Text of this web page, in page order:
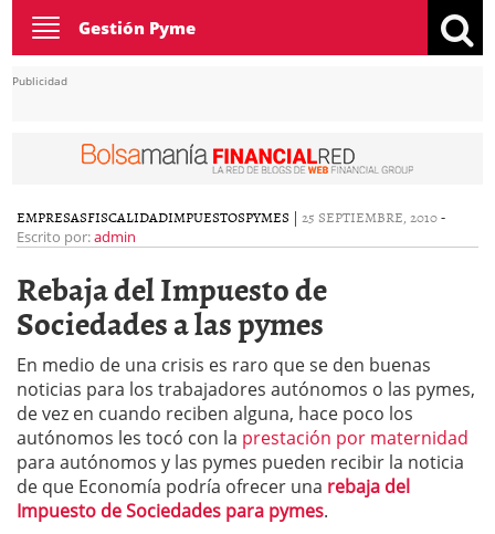
Toggle
navigation
Gestión Pyme
Publicidad
EMPRESASFISCALIDADIMPUESTOSPYMES | 25 SEPTIEMBRE, 2010-
Escrito por:admin
Rebaja del Impuesto de
Sociedades a las pymes
En medio de una crisis es raro que se den buenas
noticias para los trabajadores autónomos o las pymes,
de vez en cuando reciben alguna, hace poco los
autónomos les tocó con la prestación por maternidad
para autónomos y las pymes pueden recibir la noticia
de que Economía podría ofrecer una rebaja del
Impuesto de Sociedades para pymes.